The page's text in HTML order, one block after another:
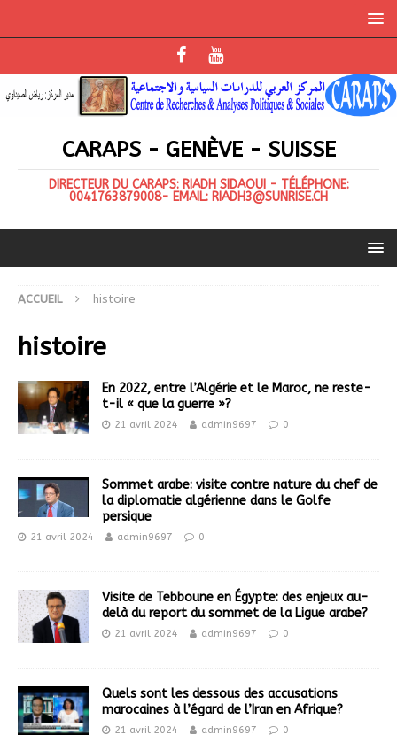
CARAPS - GENÈVE - SUISSE
DIRECTEUR DU CARAPS: RIADH SIDAOUI - TÉLÉPHONE:
0041763879008- EMAIL: RIADH3@SUNRISE.CH
ACCUEIL histoire
histoire
En 2022, entre l’Algérie et le Maroc, ne reste-
t-il « que la guerre »?
21 avril 2024 admin9697 0
Sommet arabe: visite contre nature du chef de
la diplomatie algérienne dans le Golfe
persique
21 avril 2024 admin9697 0
Visite de Tebboune en Égypte: des enjeux au-
delà du report du sommet de la Ligue arabe?
21 avril 2024 admin9697 0
Quels sont les dessous des accusations
marocaines à l’égard de l’Iran en Afrique?
21 avril 2024 admin9697 0